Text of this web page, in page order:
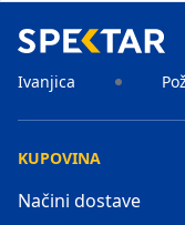
Ivanjica
KUPOVINA
Načini dostave